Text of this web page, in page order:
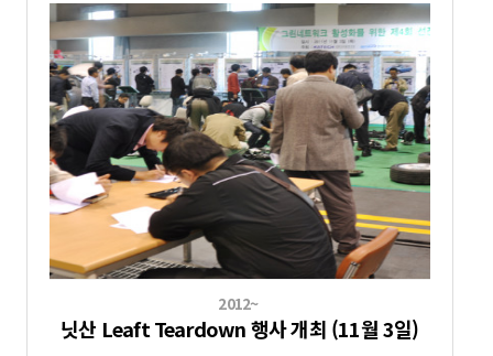
2012~
닛산 Leaft Teardown 행사 개최 (11월 3일)